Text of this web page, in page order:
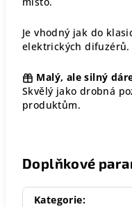
Je vhodný jak do
elektrických difuzérů.
Malý, ale silný
Skvělý jako drobná
produktům.
Doplňkové
Kategorie: